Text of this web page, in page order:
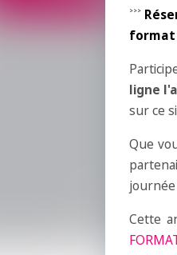
˃˃˃
format
ligne
sur ce
Que
Cette